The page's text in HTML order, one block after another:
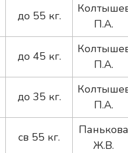
до 55 кг.
П.А.
до 45 кг.
П.А.
до 35 кг.
П.А.
св 55 кг.
Панькова
Ж.В.